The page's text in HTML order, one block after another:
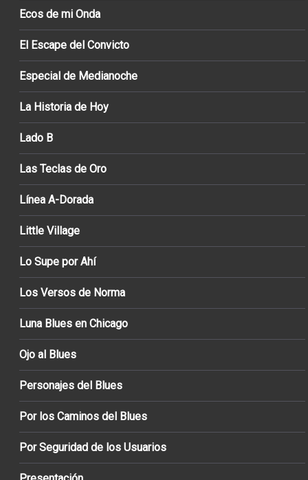
Ecos de mi Onda
El Escape del Convicto
Especial de Medianoche
La Historia de Hoy
Lado B
Las Teclas de Oro
Línea A-Dorada
Little Village
Lo Supe por Ahí
Los Versos de Norma
Luna Blues en Chicago
Ojo al Blues
Personajes del Blues
Por los Caminos del Blues
Por Seguridad de los Usuarios